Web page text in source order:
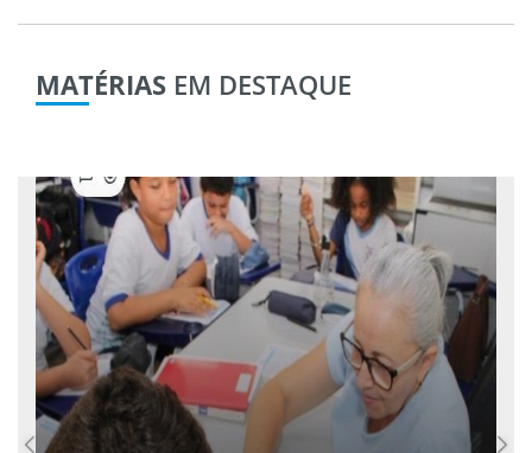
MATÉRIAS EM DESTAQUE